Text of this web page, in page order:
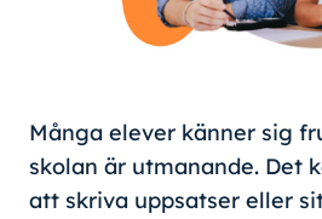
Många elever känner sig
skolan är utmanande. Det
att skriva uppsatser eller